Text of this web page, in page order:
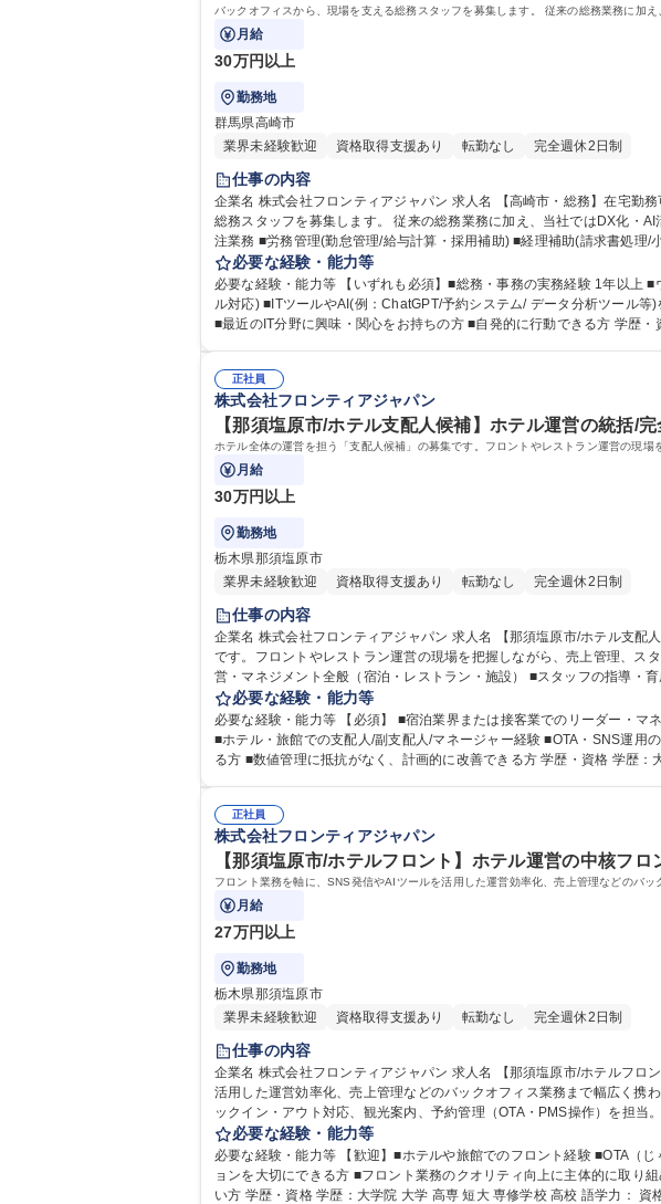
バックオフィスから、現場を支える総務スタッフを募集します。 従来の総務業務に加
月給
30万円以上
勤務地
群馬県高崎市
業界未経験歓迎
資格取得支援あり 転勤なし 完全週休2日制
仕事の内容
企業名 株式会社フロンティアジャパン 求人名 【高崎市・総務】在宅勤務可/フレックス制/私服OK/総務としてのキャリア構築 仕事の内容 バックオフィスから、現場を支える
総務スタッフを募集します。 従来の総務業務に加え、当社ではDX化・AI活用
注業務 ■労務管理(勤怠管理/給与計算・採用補助) ■経理補助(請求書処理
調整) ■ウェブサイト・Instagram・オンライン旅行代理店の管理運用(情
タ分析(売上・予約傾向
必要な経験・能力等
必要な経験・能力等 【いずれも必須】■総務・事務の実務経験 1年以上
ル対応) ■ITツールやAI(例：ChatGPT/予約システム/ データ分析ツール等)を理解し業務に活用できる力 【歓迎】 ■将来的に、総務のキャリアを構築していく意欲をお持ちの方
■最近のIT分
正社員
株式会社フロンティアジャパン
【那須塩原市/ホテル支配人候補】ホテル運営の統括/
ホテル全体の運営を担う「支配人候補」の募集です。フロントやレストラン運営の現
月給
30万円以上
勤務地
栃木県那須塩原市
業界未経験歓迎
資格取得支援あり 転勤なし 完全週休2日制
仕事の内容
企業名 株式会社フロンティアジャパン 求人名 【那須塩原市/ホテル支配人候補】ホテル運営の統括/完全週休二日制 仕事の内容 ホテル全体の運営を担う「支配人候補」の募集
です。フロントやレストラン運営の現場を把握しながら、売上管理、スタッ
営・マネジメント全般（宿泊・レストラン・施設） ■スタッフの指導・
必要な経験・能力等
必要な経験・能力等 【必須】 ■宿泊業界または接客業でのリーダー・マネ
■ホテル・旅館での支配人/副支配人/マネージャー経験 ■OTA・SNS運用
る方 ■数値管理に抵抗がなく
正社員
株式会社フロンティアジャパン
【那須塩原市/ホテルフロント】ホテル運営の中核フロ
フロント業務を軸に、SNS発信やAIツールを活用した運営効率化、売上管理などのバ
月給
27万円以上
勤務地
栃木県那須塩原市
業界未経験歓迎
資格取得支援あり 転勤なし 完全週休2日制
仕事の内容
企業名 株式会社フロンティアジャパン 求人名 【那須塩原市/ホテルフロント】ホテル運営の中核フロント/未経験歓迎 仕事の内容 フロント業務を軸に、SNS発信やAIツールを
活用した運営効率化、売上管理などのバックオフィス業務まで幅広く携わります。少人数制なら
ックイン・アウト対応、観光案内、予約管理（OTA・PMS操作）を担
成など、ITを駆使した集客・広報に携わります。 バックオフィス・経営
割も担います。 募集職種 【那須塩原市/ホテルフロント】ホテル運
必要な経験・能力等
必要な経験・能力等 【歓迎】■ホテルや旅館でのフロント経験 ■OTA（じゃらん・楽天ト
ョンを大切にできる方 ■フロント業務のクオリティ向上に主体的に取り
い方 学歴・資格 学歴：大学院 大学 高専 短大 専修学校 高校 語学力：